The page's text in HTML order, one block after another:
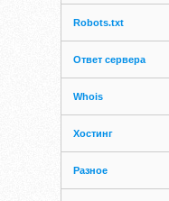
Robots.txt
Ответ сервера
Whois
Хостинг
Разное